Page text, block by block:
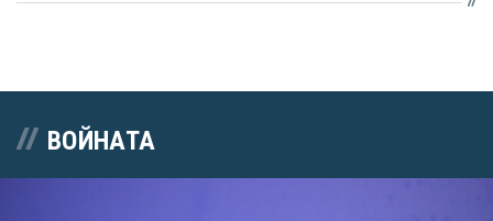
ВОЙНАТА